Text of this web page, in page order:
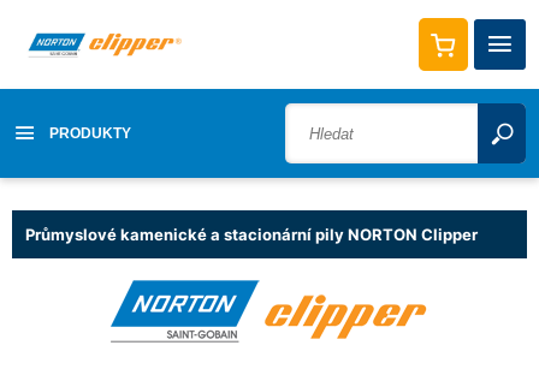
PRODUKTY
Průmyslové kamenické a stacionární pily NORTON Clipper